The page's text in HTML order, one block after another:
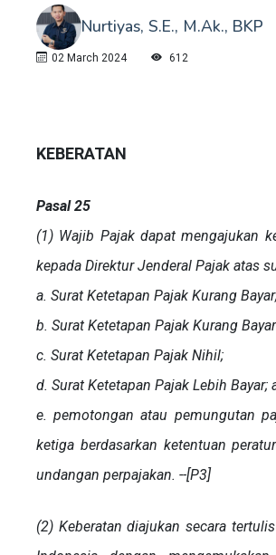
Nurtiyas, S.E., M.Ak., BKP
02 March 2024 612
KEBERATAN
Pasal 25
(1) Wajib Pajak dapat mengajukan
kepada Direktur Jenderal Pajak atas
a. Surat Ketetapan Pajak Kurang
b. Surat Ketetapan Pajak Kurang
c. Surat Ketetapan Pajak Nihil;
d. Surat Ketetapan Pajak Lebih Bayar;
e. pemotongan atau pemungutan
ketiga berdasarkan ketentuan
undangan perpajakan. --[P3]
(2) Keberatan diajukan secara